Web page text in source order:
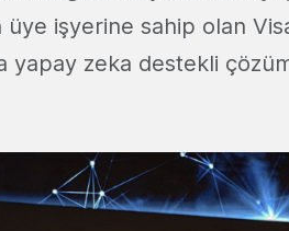
işyerine sahip olan
yapay zeka destekli